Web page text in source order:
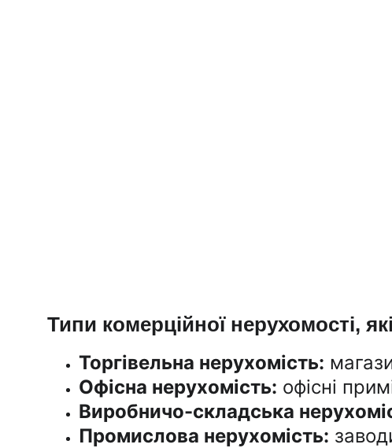
Типи комерційної нерухомості,
Торгівельна нерухомість:
Офісна нерухомість: офісні
Виробничо-складська
Промислова нерухомість: